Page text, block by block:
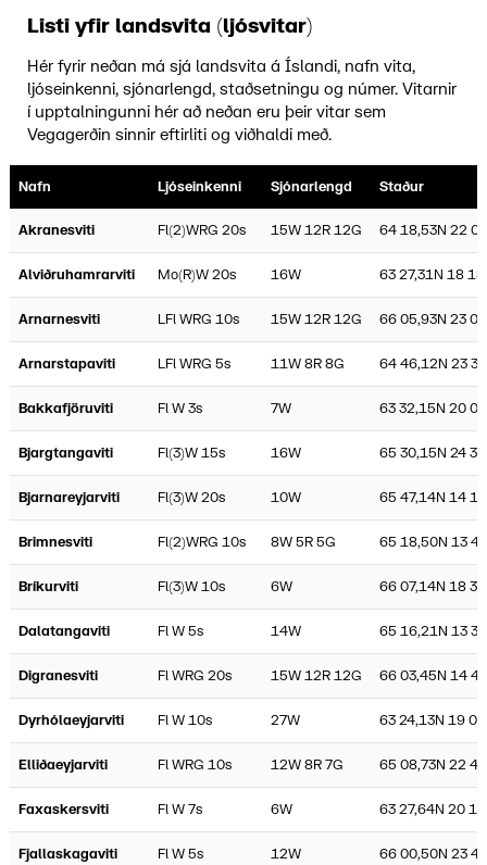
Listi yfir landsvita (ljósvitar)
Hér fyrir neðan má sjá landsvita á Íslandi, nafn vita,
ljóseinkenni, sjónarlengd, staðsetningu og númer. Vitarnir
í upptalningunni hér að neðan eru þeir vitar sem
Vegagerðin sinnir eftirliti og viðhaldi með.
Nafn Ljóseinkenni Sjónarlengd Staður
Akranesviti Fl(2)WRG 20s 15W 12R 12G 64 18,53N 22
Alviðruhamrarviti Mo(R)W 20s 16W 63 27,31N 18
Arnarnesviti LFl WRG 10s 15W 12R 12G 66 05,93N 23
Arnarstapaviti LFl WRG 5s 11W 8R 8G 64 46,12N 23
Bakkafjöruviti Fl W 3s 7W 63 32,15N 20
Bjargtangaviti Fl(3)W 15s 16W 65 30,15N 24
Bjarnareyjarviti Fl(3)W 20s 10W 65 47,14N 14
Brimnesviti Fl(2)WRG 10s 8W 5R 5G 65 18,50N 13
Bríkurviti Fl(3)W 10s 6W 66 07,14N 18
Dalatangaviti Fl W 5s 14W 65 16,21N 13
Digranesviti Fl WRG 20s 15W 12R 12G 66 03,45N 14
Dyrhólaeyjarviti Fl W 10s 27W 63 24,13N 19
Elliðaeyjarviti Fl WRG 10s 12W 8R 7G 65 08,73N 22
Faxaskersviti Fl W 7s 6W 63 27,64N 20
Fjallaskagaviti Fl W 5s 12W 66 00,50N 23